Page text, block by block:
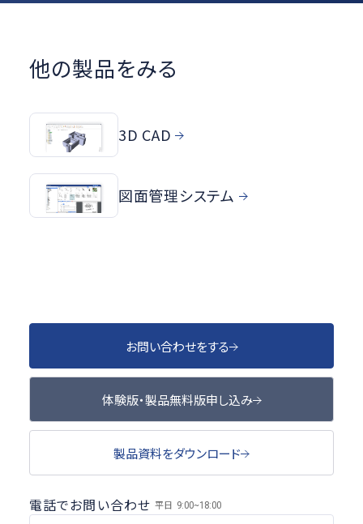
他の製品をみる
3D CAD
図面管理システム
お問い合わせをする
体験版・製品無料版申し込み
製品資料をダウンロード
電話でお問い合わせ 平日 9:00~18:00